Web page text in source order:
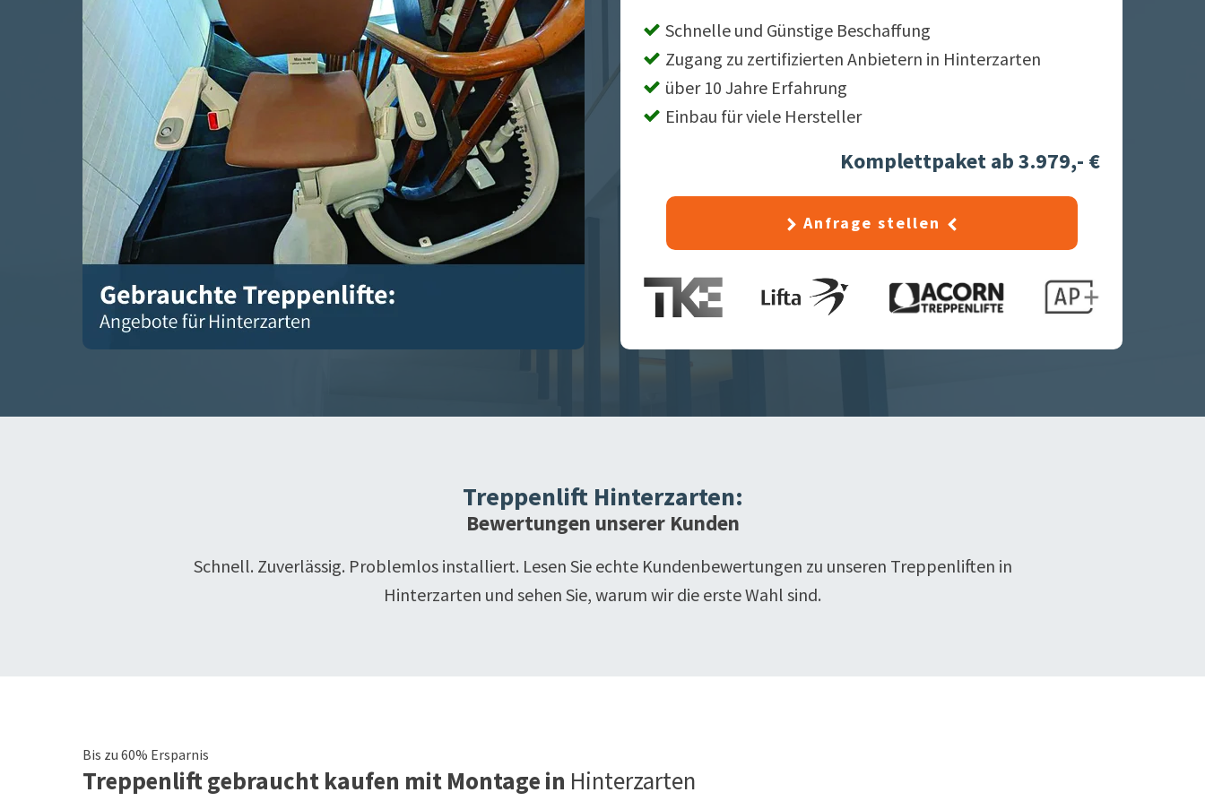
Schnelle und Günstige Beschaffung
Zugang zu zertifizierten Anbietern in Hinterzarten
über 10 Jahre Erfahrung
Einbau für viele Hersteller
Komplettpaket ab 3.979,- €
Anfrage stellen
Treppenlift Hinterzarten:
Bewertungen unserer Kunden
Schnell. Zuverlässig. Problemlos installiert. Lesen Sie echte Kundenbewertungen zu unseren Treppenliften in
Hinterzarten und sehen Sie, warum wir die erste Wahl sind.
Bis zu 60% Ersparnis
Treppenliftgebraucht kaufen mit Montage in Hinterzarten